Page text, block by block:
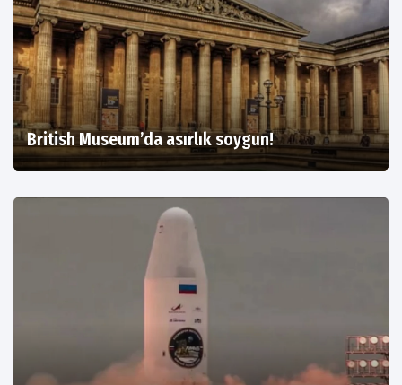
British Museum’da asırlık soygun!